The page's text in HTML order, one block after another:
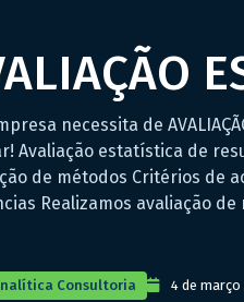
necessita de
Avaliação estatística de
de métodos Critérios de
Realizamos avaliação
Consultoria 4 de março